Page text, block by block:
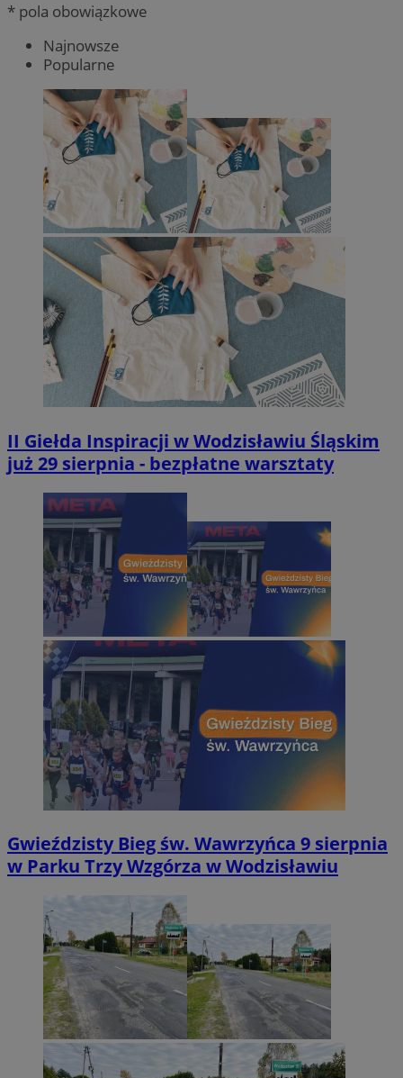
* pola obowiązkowe
Najnowsze
Popularne
II Giełda Inspiracji w Wodzisławiu Śląskim
już 29 sierpnia - bezpłatne warsztaty
Gwieździsty Bieg św. Wawrzyńca 9 sierpnia
w Parku Trzy Wzgórza w Wodzisławiu